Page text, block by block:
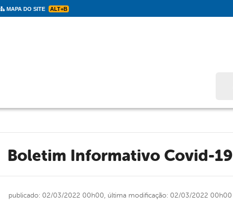
MAPA DO SITE ALT+B
Boletim Informativo Covid-19
publicado: 02/03/2022 00h00, última modificação: 02/03/2022 00h00